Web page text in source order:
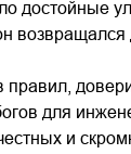
достойные
правил,
для
и